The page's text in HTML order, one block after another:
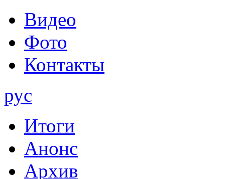
Видео
Фото
Контакты
рус
Итоги
Анонс
Архив